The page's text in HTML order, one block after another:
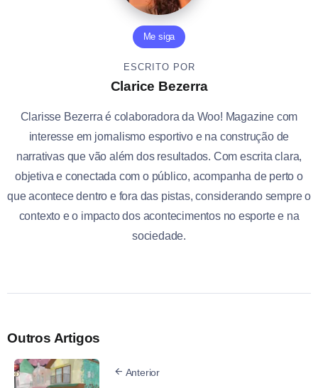
Me siga
ESCRITO POR
Clarice Bezerra
Clarisse Bezerra é colaboradora da Woo! Magazine com
interesse em jornalismo esportivo e na construção de
narrativas que vão além dos resultados. Com escrita clara,
objetiva e conectada com o público, acompanha de perto o
que acontece dentro e fora das pistas, considerando sempre o
contexto e o impacto dos acontecimentos no esporte e na
sociedade.
Outros Artigos
Anterior